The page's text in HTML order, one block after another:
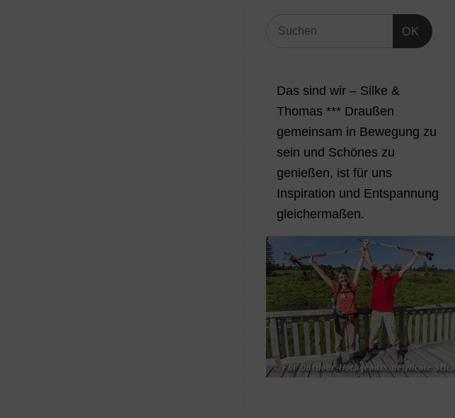
OK
Das sind wir – Silke &
Thomas *** Draußen
gemeinsam in Bewegung zu
sein und Schönes zu
genießen, ist für uns
Inspiration und Entspannung
gleichermaßen.